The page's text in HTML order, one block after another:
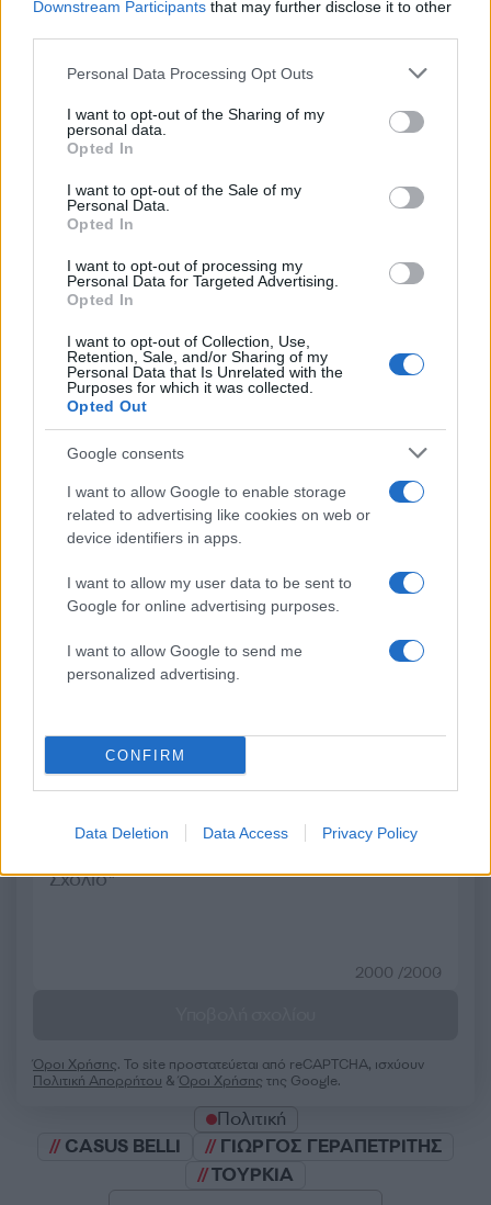
Downstream Participants that may further disclose it to other
Please note that this website/app uses one or more Google
not limited to your visit or usage behaviour. You may click to
grant or deny consent to Google and its third-party tags to
use your data for below specified purposes in below Google
consent section.
Personal Data Processing Opt Outs
I want to opt-out of the Sharing of my
personal data.
Opted In
I want to opt-out of the Sale of my
Personal Data.
Opted In
I want to opt-out of processing my
Personal Data for Targeted Advertising.
Opted In
I want to opt-out of Collection, Use,
Retention, Sale, and/or Sharing of my
Personal Data that Is Unrelated with the
Purposes for which it was collected.
Opted Out
Google consents
I want to allow Google to enable storage
related to advertising like cookies on web or
device identifiers in apps.
I want to allow my user data to be sent to
Google for online advertising purposes.
I want to allow Google to send me
personalized advertising.
CONFIRM
Data Deletion Data Access Privacy Policy
Σχόλια
Σχολίασε εδώ
50 /50
2000 /2000
Όροι Χρήσης. Το site προστατεύεται από reCAPTCHA, ισχύουν
Πολιτική Απορρήτου &Όροι Χρήσης της Google.
Πολιτική
CASUS BELLI
ΓΙΩΡΓΟΣ ΓΕΡΑΠΕΤΡΙΤΗΣ
ΤΟΥΡΚΙΑ
Αν τα χάσατε
Από τη θεωρία στην πράξη:
Πώς το Novibet Backend
Academy εκπαιδεύει τη νέα
Ψάθα: «Δεν υπήρξε
πρόβλημα με τα
Έλληνας